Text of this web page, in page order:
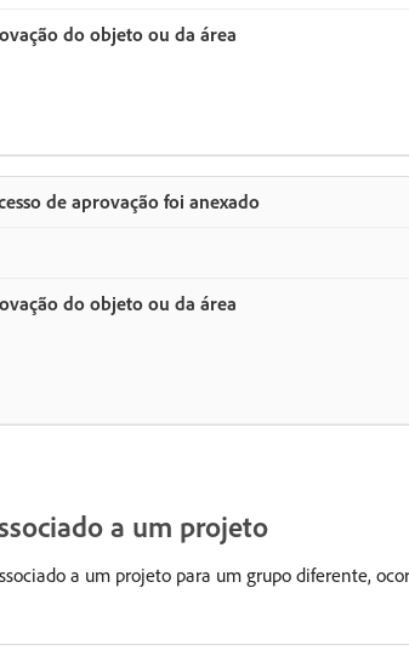
a um projeto
a um projeto para um grupo diferente,